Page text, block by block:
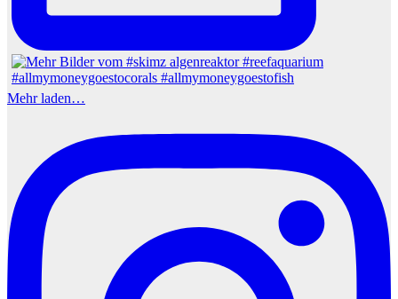
Mehr laden…